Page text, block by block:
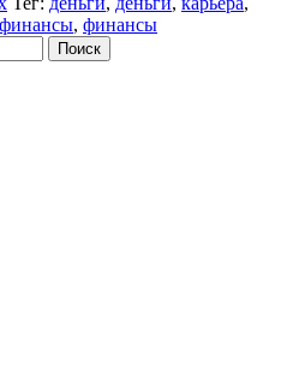
финансы, финансы